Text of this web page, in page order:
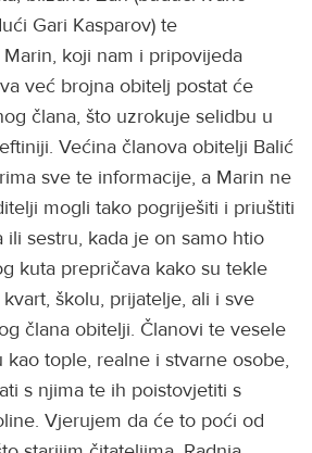
Gari Kasparov) te
koji nam i pripovijeda
već brojna obitelj postat će
člana, što uzrokuje selidbu u
Većina članova obitelji Balić
sve te informacije, a Marin ne
mogli tako pogriješiti i priuštiti
ili sestru, kada je on samo htio
kuta prepričava kako su tekle
školu, prijatelje, ali i sve
člana obitelji. Članovi te vesele
tople, realne i stvarne osobe,
s njima te ih poistovjetiti s
Vjerujem da će to poći od